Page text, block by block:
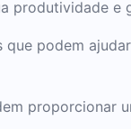
produtividade e
podem
proporcionar